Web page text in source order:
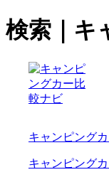
検索｜キ
キャンピング
キャンピング